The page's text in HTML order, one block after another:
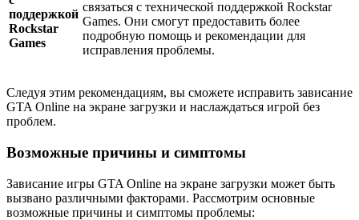
поддержкой
Rockstar
Games
связаться с технической поддержкой Rockstar
Games. Они смогут предоставить более
подробную помощь и рекомендации для
исправления проблемы.
Следуя этим рекомендациям, вы сможете исправить зависание
GTA Online на экране загрузки и наслаждаться игрой без
проблем.
Возможные причины и симптомы
Зависание игры GTA Online на экране загрузки может быть
вызвано различными факторами. Рассмотрим основные
возможные причины и симптомы проблемы: